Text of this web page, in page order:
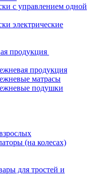
с управлением одной
электрические
продукция
продукция
матрасы
подушки
(на колесах)
для тростей и